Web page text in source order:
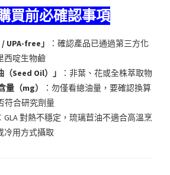
買前必確認事項
UPA-free」
：確認產品已通過第三方化
西啶生物鹼
Seed Oil）」
：非葉、花或全株萃取物
量（mg）
：勿僅看總油量，要確認換算
符合研究劑量
：GLA 對熱不穩定，琉璃苣油不適合高溫烹
冷用方式攝取